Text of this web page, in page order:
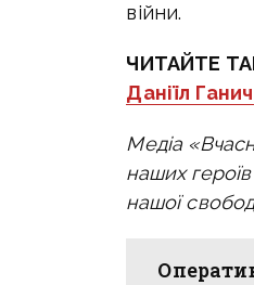
війни.
ЧИТАЙТЕ
Даніїл Ганич
Медіа
наших
нашої